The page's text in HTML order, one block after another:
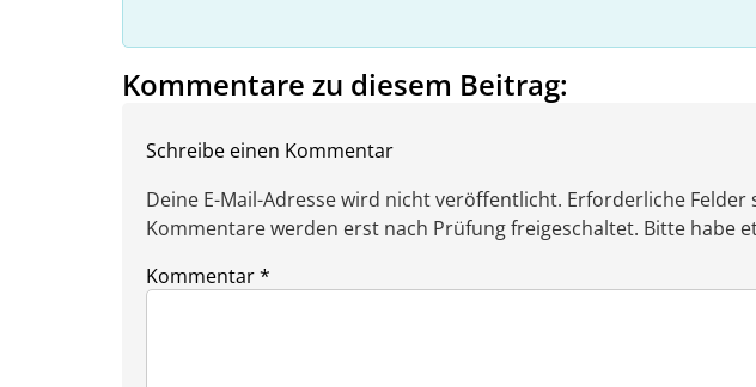
Kommentare zu diesem Beitrag:
Schreibe einen Kommentar
Deine E-Mail-Adresse wird nicht veröffentlicht. Erforderliche
Kommentare werden erst nach Prüfung freigeschaltet. Bitte habe
Kommentar*